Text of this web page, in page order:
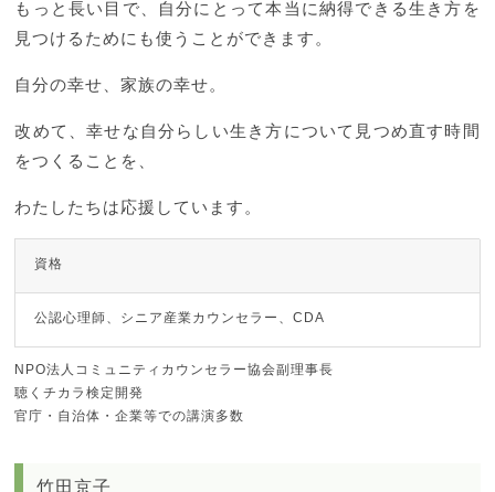
もっと長い目で、自分にとって本当に納得できる生き方を
見つけるためにも使うことができます。
自分の幸せ、家族の幸せ。
改めて、幸せな自分らしい生き方について見つめ直す時間
をつくることを、
わたしたちは応援しています。
資格
公認心理師、シニア産業カウンセラー、CDA
NPO法人コミュニティカウンセラー協会副理事長
聴くチカラ検定開発
官庁・自治体・企業等での講演多数
竹田京子